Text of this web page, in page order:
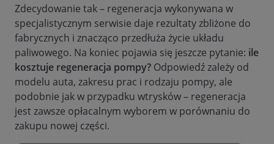
Zdecydowanie tak – regeneracja wykonywana w
specjalistycznym serwisie daje rezultaty zbliżone do
fabrycznych i znacząco przedłuża życie układu
paliwowego. Na koniec pojawia się jeszcze pytanie: ile
kosztuje regeneracja pompy? Odpowiedź zależy od
modelu auta, zakresu prac i rodzaju pompy, ale
podobnie jak w przypadku wtrysków – regeneracja
jest zawsze opłacalnym wyborem w porównaniu do
zakupu nowej części.